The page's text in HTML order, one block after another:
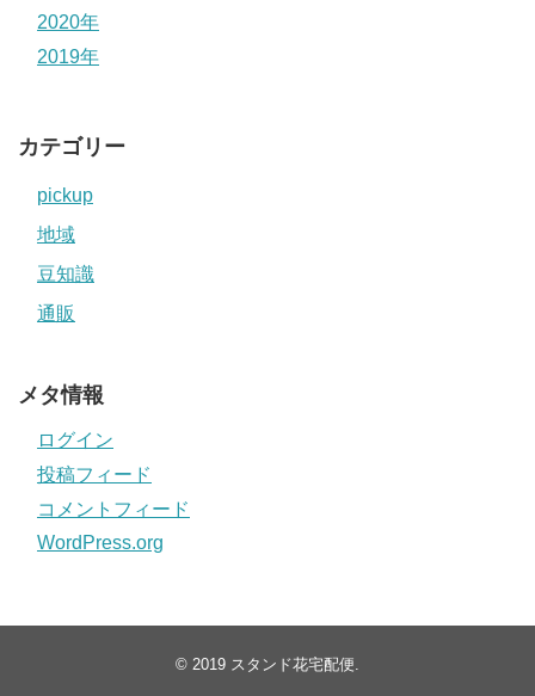
2020年
2019年
カテゴリー
pickup
地域
豆知識
通販
メタ情報
ログイン
投稿フィード
コメントフィード
WordPress.org
© 2019 スタンド花宅配便.